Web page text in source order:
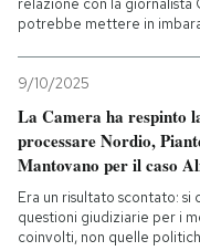
relazione con la giornalista
potrebbe mettere in
9/10/2025
La Camera ha respinto
processare Nordio,
Mantovano per il caso
Era un risultato scontato: si
questioni giudiziarie per i
coinvolti, non quelle